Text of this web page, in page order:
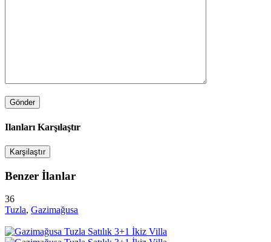
Ilanları Karşılaştır
Karşilaştır
Benzer İlanlar
36
Tuzla, Gazimağusa